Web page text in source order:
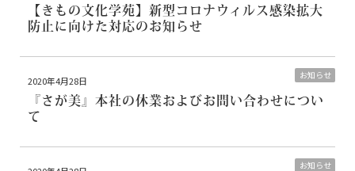
【きもの文化学苑】新型コロナウィルス感染拡大
防止に向けた対応のお知らせ
お知らせ
2020年4月28日
『さが美』本社の休業およびお問い合わせについ
て
お知らせ